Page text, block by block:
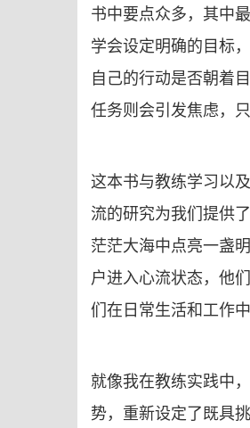
书中要点众多，其中
学会设定明确的目标
自己的行动是否朝着
任务则会引发焦虑，
这本书与教练学习以
流的研究为我们提供
茫茫大海中点亮一盏
户进入心流状态，他
们在日常生活和工作
就像我在教练实践中
势，重新设定了既具